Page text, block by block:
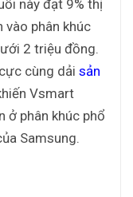
này đạt 9% thị
vào phân khúc
2 triệu đồng.
cùng dải sản
Vsmart
ở phân khúc phổ
Samsung.